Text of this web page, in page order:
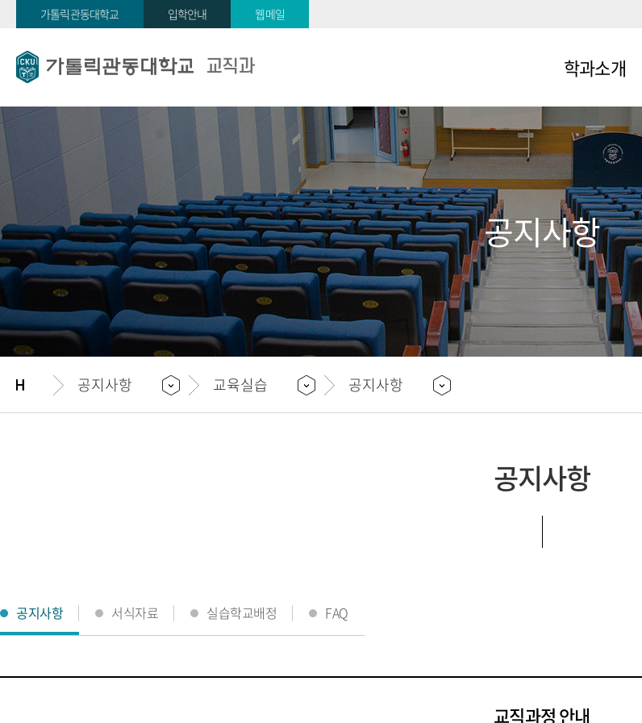
가톨릭관동대학교 입학안내 웹메일
교직과 학과소개
소개
교육목표
연혁
목표 양성
인력
졸업후 진로
관련 자격증
오시는 길
공지사항
공지사항 교육실습 공지사항
공지사항
공지사항 서식자료 실습학교배정 FAQ
교직과정 안내